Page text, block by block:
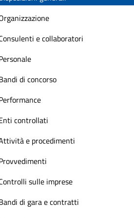
e collaboratori
di concorso
controllati
e procedimenti
sulle imprese
di gara e contratti